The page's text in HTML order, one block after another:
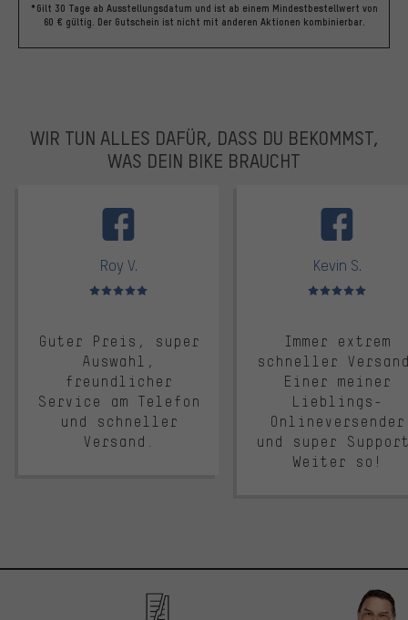
*Gilt 30 Tage ab Ausstellungsdatum und ist ab einem Mindestbestellwert von
60 € gültig. Der Gutschein ist nicht mit anderen Aktionen kombinierbar.
WIR TUN ALLES DAFÜR, DASS DU BEKOMMST,
WAS DEIN BIKE BRAUCHT
Roy V.
Bewertungen: 5 von 5
Guter Preis, super
Auswahl,
freundlicher
Service am Telefon
und schneller
Versand.
Kevin S.
Bewertungen: 5 von 5
Immer extrem
schneller
Einer meiner
Lieblings-
Onlineversender
und super
Weiter so!